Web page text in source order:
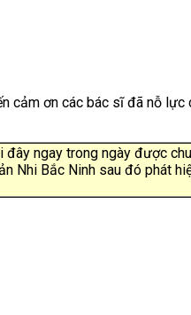
cảm ơn các bác sĩ đã nỗ
ngay trong ngày được
Nhi Bắc Ninh sau đó phát